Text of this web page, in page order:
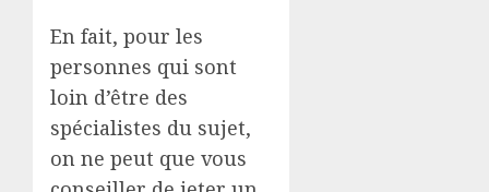
En fait, pour les
personnes qui sont
loin d’être des
spécialistes du sujet,
on ne peut que vous